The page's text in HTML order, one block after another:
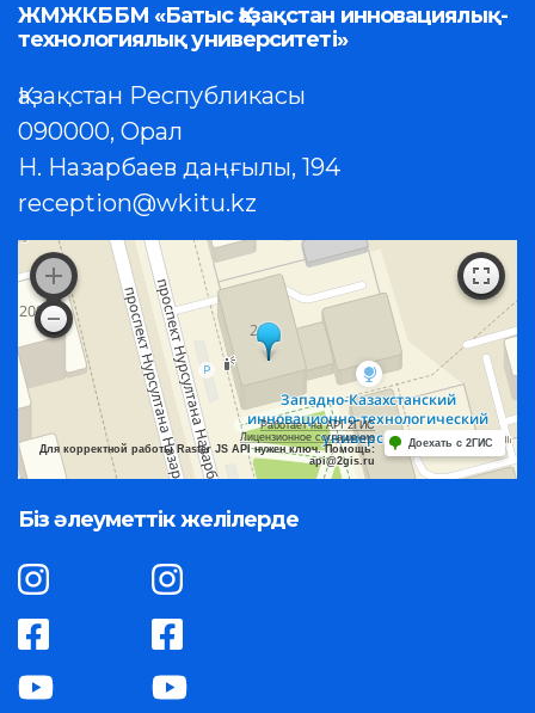
ЖМЖКББМ «Батыс Қазақстан инновациялық-
технологиялық университеті»
Қазақстан Республикасы
090000, Орал
Н. Назарбаев даңғылы, 194
reception@wkitu.kz
Работает на API 2ГИС
Лицензионное соглашение
Для корректной работы Raster JS API нужен ключ. Помощь:
api@2gis.ru
Доехать с 2ГИС
Біз әлеуметтік желілерде